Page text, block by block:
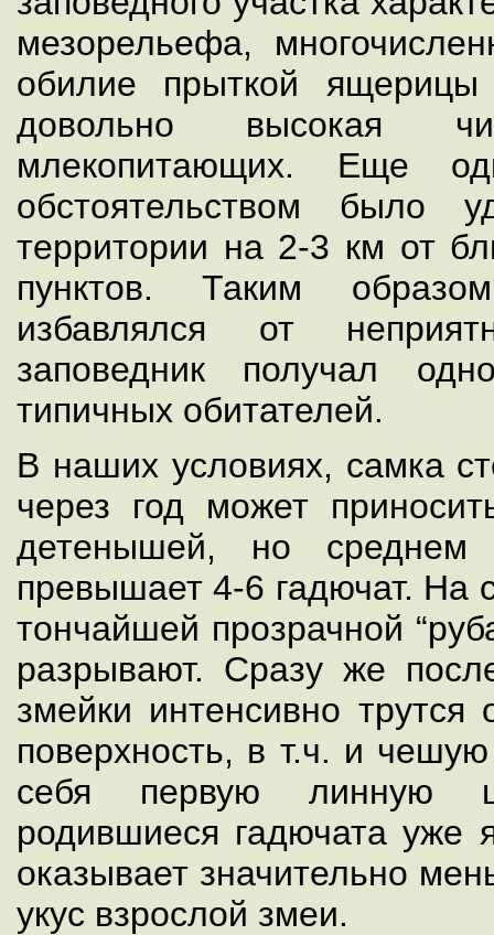
мезорельефа,
обилие прыткой
довольно высокая
млекопитающих. Еще
обстоятельством было
территории на 2-3 км от
пунктов. Таким
избавлялся от
заповедник получал
типичных обитателей.
В наших условиях, самка
через год может
детенышей, но среднем
превышает 4-6 гадючат. На
тончайшей прозрачной
разрывают. Сразу же
змейки интенсивно
поверхность, в т.ч. и
себя первую линную
родившиеся гадючата уже
оказывает значительно
укус взрослой змеи.